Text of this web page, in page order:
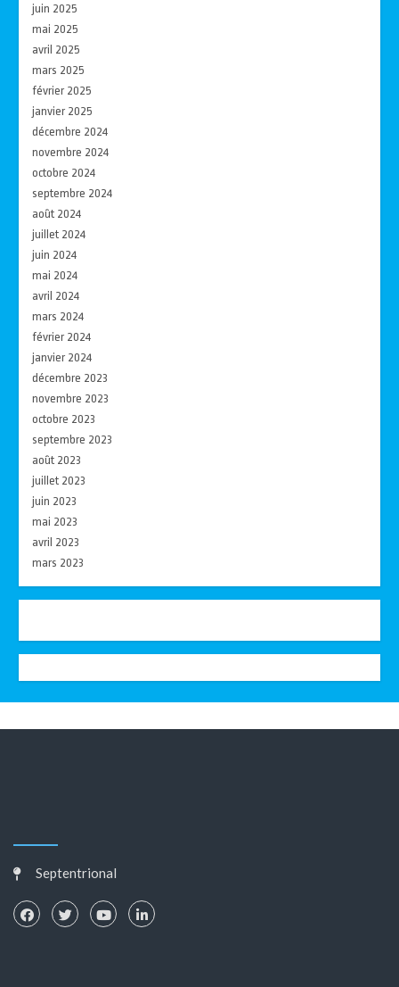
juin 2025
mai 2025
avril 2025
mars 2025
février 2025
janvier 2025
décembre 2024
novembre 2024
octobre 2024
septembre 2024
août 2024
juillet 2024
juin 2024
mai 2024
avril 2024
mars 2024
février 2024
janvier 2024
décembre 2023
novembre 2023
octobre 2023
septembre 2023
août 2023
juillet 2023
juin 2023
mai 2023
avril 2023
mars 2023
Septentrional